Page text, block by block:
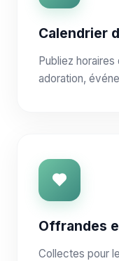
Calendrier
Publiez
adoration,
Offrandes
Collectes pour